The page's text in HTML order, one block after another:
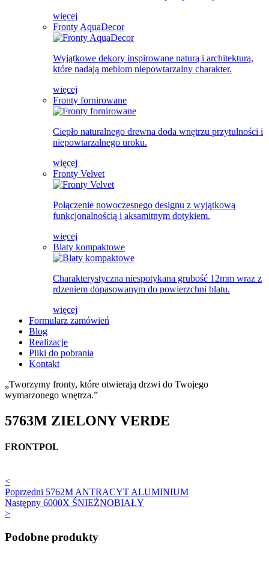
więcej
Fronty AquaDecor
Wyjątkowe dekory inspirowane naturą i architekturą,
które nadają meblom niepowtarzalny charakter.
więcej
Fronty fornirowane
Ciepło naturalnego drewna doda wnętrzu przytulności i
niepowtarzalnego uroku.
więcej
Fronty Velvet
Połączenie nowoczesnego designu z wyjątkową
funkcjonalnością i aksamitnym dotykiem.
więcej
Blaty kompaktowe
Charakterystyczna niespotykana grubość 12mm wraz z
rdzeniem dopasowanym do powierzchni blatu.
więcej
Formularz zamówień
Blog
Realizacje
Pliki do pobrania
Kontakt
„Tworzymy fronty, które otwierają drzwi do Twojego
wymarzonego wnętrza.”
5763M ZIELONY VERDE
FRONTPOL
<
Poprzedni 5762M ANTRACYT ALUMINIUM
Następny 6000X ŚNIEŻNOBIAŁY
>
Podobne produkty